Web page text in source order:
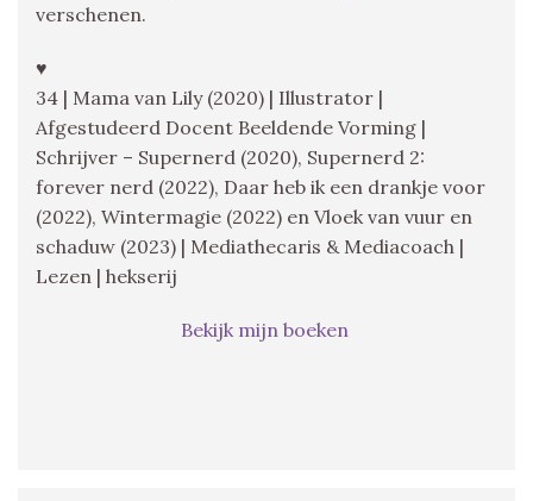
verschenen.
♥
34 | Mama van Lily (2020) | Illustrator |
Afgestudeerd Docent Beeldende Vorming |
Schrijver – Supernerd (2020), Supernerd 2:
forever nerd (2022), Daar heb ik een drankje voor
(2022), Wintermagie (2022) en Vloek van vuur en
schaduw (2023) | Mediathecaris & Mediacoach |
Lezen | hekserij
Bekijk mijn boeken